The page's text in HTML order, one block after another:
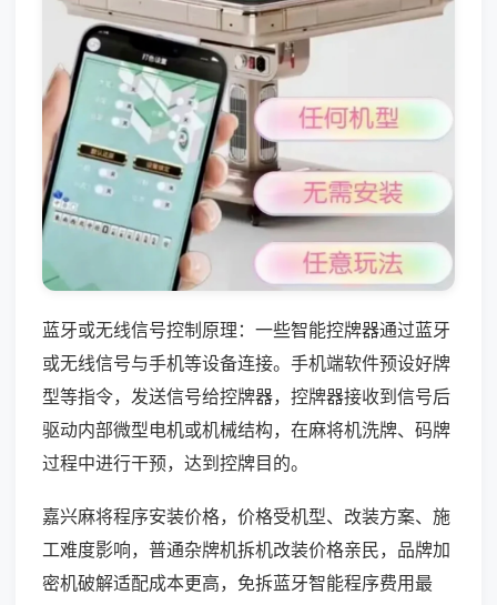
蓝牙或无线信号控制原理：一些智能控牌器通过蓝牙
或无线信号与手机等设备连接。手机端软件预设好牌
型等指令，发送信号给控牌器，控牌器接收到信号后
驱动内部微型电机或机械结构，在麻将机洗牌、码牌
过程中进行干预，达到控牌目的。
嘉兴麻将程序安装价格，价格受机型、改装方案、施
工难度影响，普通杂牌机拆机改装价格亲民，品牌加
密机破解适配成本更高，免拆蓝牙智能程序费用最